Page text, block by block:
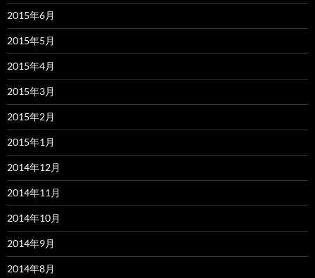
2015年6月
2015年5月
2015年4月
2015年3月
2015年2月
2015年1月
2014年12月
2014年11月
2014年10月
2014年9月
2014年8月